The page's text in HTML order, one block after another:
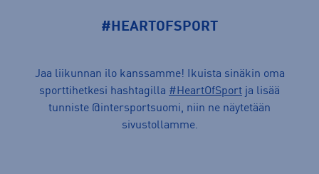
#HEARTOFSPORT
Jaa liikunnan ilo kanssamme! Ikuista sinäkin oma
sporttihetkesi hashtagilla #HeartOfSport ja lisää
tunniste @intersportsuomi, niin ne näytetään
sivustollamme.